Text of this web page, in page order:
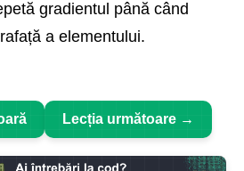
gradientul până când
a elementului.
Lecția următoare →